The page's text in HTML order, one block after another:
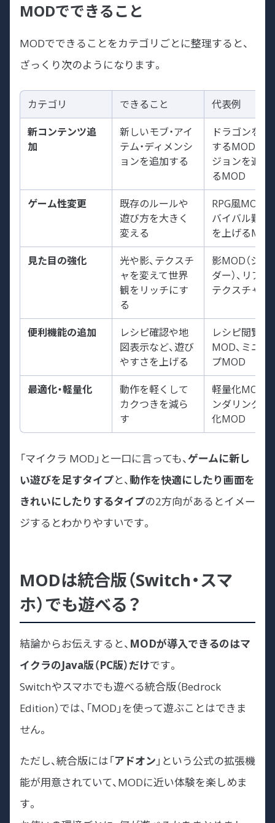
MODでできること
MODでできることをカテゴリごとに整理すると、
ざっくり次のようになります。
カテゴリ できること 代表例
新コンテンツ追
加
新しいモブ・アイ
テム・ディメンシ
ョンを追加する
ドラゴンを追
するMOD、ダ
ジョンを追加
るMOD
ゲーム性変更
既存のルールや
遊び方を大きく
変える
RPG風MOD、
バイバル難易
を上げるMOD
見た目の強化
光や影、テクスチ
ャを変えて世界
観をリッチにす
る
影MOD（シェ
ダー）、リアル
テクスチャ
便利機能の追加
レシピ確認や地
図表示など、遊び
やすさを上げる
レシピ閲覧
MOD、ミニマ
プMOD
最適化・軽量化
動作を軽くして
カクつきを減ら
す
軽量化MOD、
ンダリング高
化MOD
「マイクラ MOD」と一口に言っても、ゲームに新し
い遊びを足すタイプと、動作を快適にしたり画面を
きれいにしたりするタイプの2方向があるとイメー
ジするとわかりやすいです。
MODは統合版（Switch・スマ
ホ）でも遊べる？
結論からお伝えすると、 MODが導入できるのはマ
イクラのJava版（PC版）だけです。
Switchやスマホでも遊べる統合版（Bedrock
Edition）では、「MOD」を使って遊ぶことはできま
せん。
ただし、統合版には「アドオン 」という公式の拡張機
能が用意されていて、MODに近い体験を楽しめま
す。